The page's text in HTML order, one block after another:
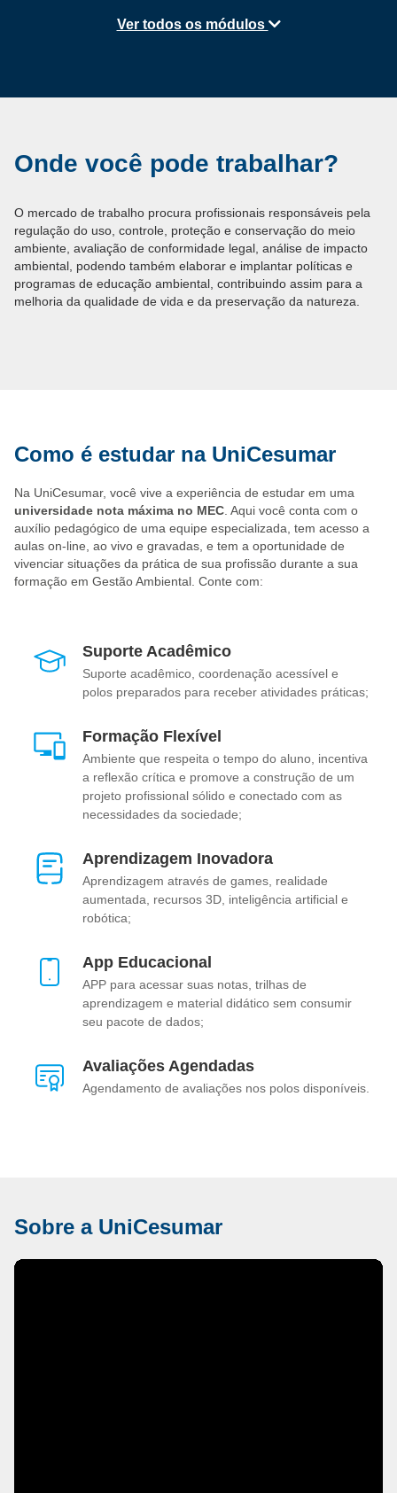
Ver todos os módulos
Onde você pode trabalhar?
O mercado de trabalho procura profissionais responsáveis pela
regulação do uso, controle, proteção e conservação do meio
ambiente, avaliação de conformidade legal, análise de impacto
ambiental, podendo também elaborar e implantar políticas e
programas de educação ambiental, contribuindo assim para a
melhoria da qualidade de vida e da preservação da natureza.
Como é estudar na UniCesumar
Na UniCesumar, você vive a experiência de estudar em uma
universidade nota máxima no MEC. Aqui você conta com o
auxílio pedagógico de uma equipe especializada, tem acesso a
aulas on-line, ao vivo e gravadas, e tem a oportunidade de
vivenciar situações da prática de sua profissão durante a sua
formação em Gestão Ambiental. Conte com:
Suporte Acadêmico
Suporte acadêmico, coordenação acessível e
polos preparados para receber atividades práticas;
Formação Flexível
Ambiente que respeita o tempo do aluno, incentiva
a reflexão crítica e promove a construção de um
projeto profissional sólido e conectado com as
necessidades da sociedade;
Aprendizagem Inovadora
Aprendizagem através de games, realidade
aumentada, recursos 3D, inteligência artificial e
robótica;
App Educacional
APP para acessar suas notas, trilhas de
aprendizagem e material didático sem consumir
seu pacote de dados;
Avaliações Agendadas
Agendamento de avaliações nos polos disponíveis.
Sobre a UniCesumar